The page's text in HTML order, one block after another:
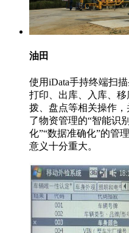
油田
使用iData手持终端扫
打印、出库、入库、
拨、盘点等相关操作
了物资管理的“智能识
化”“数据准确化”的管
意义十分重大。